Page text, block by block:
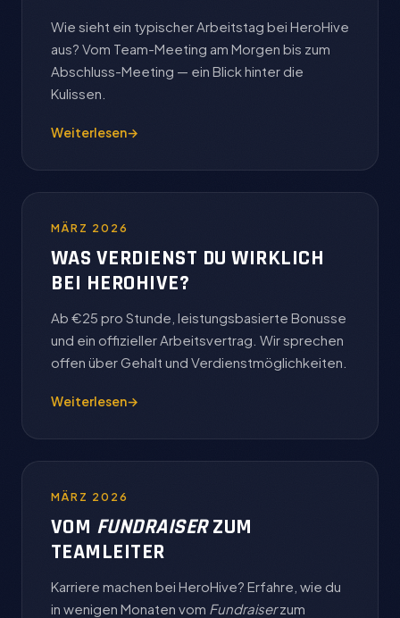
Wie sieht ein typischer Arbeitstag bei HeroHive
aus? Vom Team-Meeting am Morgen bis zum
Abschluss-Meeting — ein Blick hinter die
Kulissen.
Weiterlesen→
MÄRZ 2026
WAS VERDIENST DU WIRKLICH
BEI HEROHIVE?
Ab €25 pro Stunde, leistungsbasierte Bonusse
und ein offizieller Arbeitsvertrag. Wir sprechen
offen über Gehalt und Verdienstmöglichkeiten.
Weiterlesen→
MÄRZ 2026
VOM FUNDRAISERZUM
TEAMLEITER
Karriere machen bei HeroHive? Erfahre, wie du
in wenigen Monaten vom Fundraiserzum